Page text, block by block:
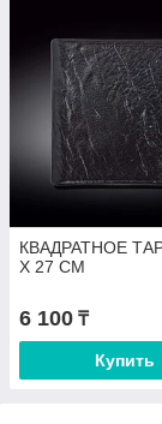
КВАДРАТНОЕ
X 27 CM
6 100 ₸
Купить